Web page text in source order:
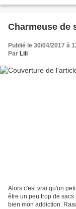
Charmeuse de
Publié le 30/04/2017 à
Par Lili
Alors c'est vrai qu'un
être un peu trop de
bien mon addiction.